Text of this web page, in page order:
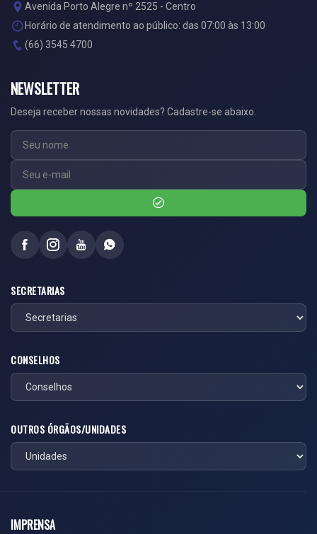
Avenida Porto Alegre nº 2525 - Centro
Horário de atendimento ao público: das 07:00 às 13:00
(66) 3545 4700
NEWSLETTER
Deseja receber nossas novidades? Cadastre-se abaixo.
SECRETARIAS
CONSELHOS
OUTROS ÓRGÃOS/UNIDADES
IMPRENSA